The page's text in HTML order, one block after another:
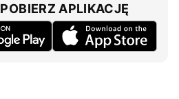
POBIERZ APLIKACJĘ